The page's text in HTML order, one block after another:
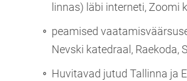
linnas) läbi interneti, Zoomi
peamised
Nevski katedraal, Raekoda,
Huvitavad jutud Tallinna ja